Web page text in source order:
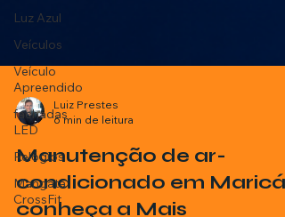
Luz Azul
Veículos
Veículo
Apreendido
fachadas
LED
Relógios
Mangata
CrossFit
Luiz Prestes
6 min de leitura